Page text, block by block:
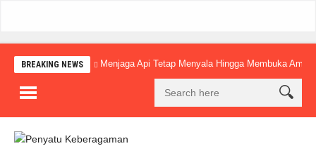
BREAKING NEWS Menjaga Api Tetap Menyala Hingga Membuka